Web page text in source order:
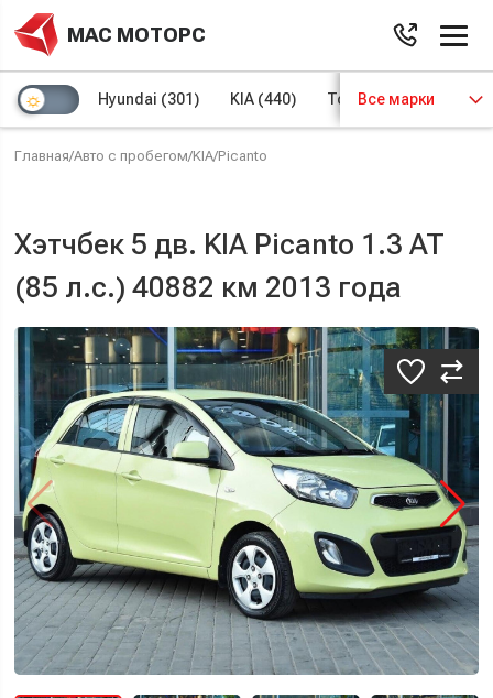
МАС МОТОРС
Hyundai (301) KIA (440) Toyota(97)
Все марки
Главная/Авто с пробегом/KIA/Picanto
Хэтчбек 5 дв. KIA Picanto 1.3 AT
(85 л.с.) 40882 км 2013 года